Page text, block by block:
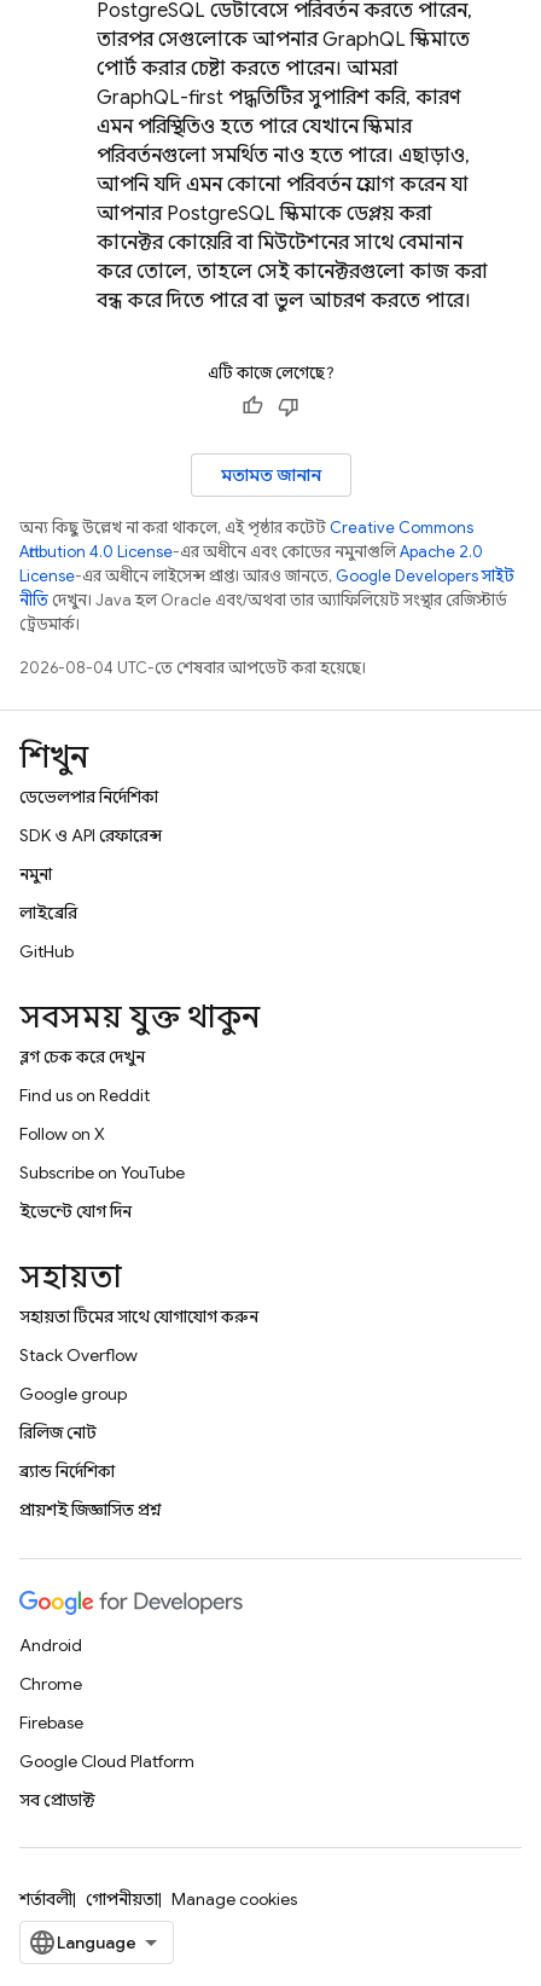
PostgreSQL ডেটাবেসে পরিবর্তন করতে পারেন,
তারপর সেগুলোকে আপনার GraphQL স্কিমাতে
পোর্ট করার চেষ্টা করতে পারেন। আমরা
GraphQL-first পদ্ধতিটির সুপারিশ করি, কারণ
এমন পরিস্থিতিও হতে পারে যেখানে স্কিমার
পরিবর্তনগুলো সমর্থিত নাও হতে পারে। এছাড়াও,
আপনি যদি এমন কোনো পরিবর্তন প্রয়োগ করেন যা
আপনার PostgreSQL স্কিমাকে ডেপ্লয় করা
কানেক্টর কোয়েরি বা মিউটেশনের সাথে বেমানান
করে তোলে, তাহলে সেই কানেক্টরগুলো কাজ করা
বন্ধ করে দিতে পারে বা ভুল আচরণ করতে পারে।
এটি কাজে লেগেছে?
মতামত জানান
অন্য কিছু উল্লেখ না করা থাকলে, এই পৃষ্ঠার কন্টেন্টCreative Commons
Attribution 4.0 License-এর অধীনে এবং কোডের নমুনাগুলিApache 2.0
License-এর অধীনে লাইসেন্স প্রাপ্ত। আরও জানতে,Google Developers সাইট
নীতি দেখুন। Java হল Oracle এবং/অথবা তার অ্যাফিলিয়েট সংস্থার রেজিস্টার্ড
ট্রেডমার্ক।
2026-08-04 UTC-তে শেষবার আপডেট করা হয়েছে।
শিখুন
ডেভেলপার নির্দেশিকা
SDK ও API রেফারেন্স
নমুনা
লাইব্রেরি
GitHub
সবসময় যুক্ত থাকুন
ব্লগ চেক করে দেখুন
Find us on Reddit
Follow on X
Subscribe on YouTube
ইভেন্টে যোগ দিন
সহায়তা
সহায়তা টিমের সাথে যোগাযোগ করুন
Stack Overflow
Google group
রিলিজ নোট
ব্র্যান্ড নির্দেশিকা
প্রায়শই জিজ্ঞাসিত প্রশ্ন
Android
Chrome
Firebase
Google Cloud Platform
সব প্রোডাক্ট
শর্তাবলী গোপনীয়তা Manage cookies